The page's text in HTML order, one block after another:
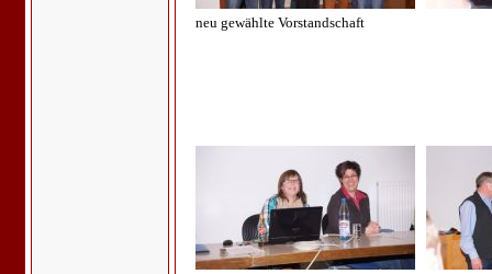
neu gewählte Vorstandschaft